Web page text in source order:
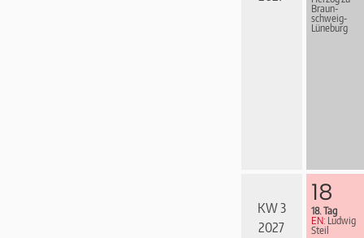
Braun­
schweig-
Lüne­burg
KW 3
2027
18
18. Tag
EN: Ludwig
Steil